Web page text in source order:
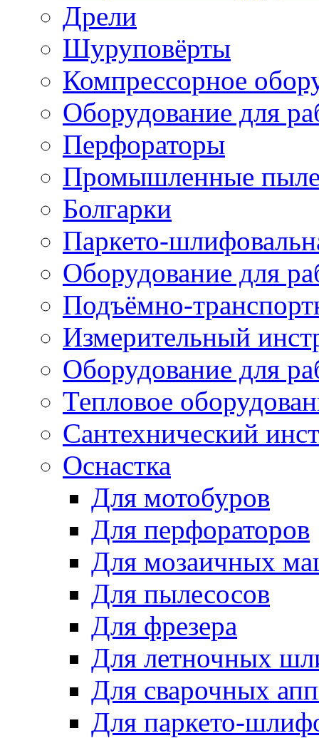
Дрели
Шуруповёрты
Компрессорное
Оборудование для
Перфораторы
Промышленные
Болгарки
Паркето-
Оборудование для
Подъёмно-
Измерительный
Оборудование для
Тепловое
Сантехнический
Оснастка
Для мотобуров
Для перфораторов
Для мозаичных
Для пылесосов
Для фрезера
Для летночных
Для сварочных
Для паркето-